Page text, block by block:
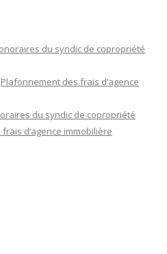
du syndic de copropriété
Plafonnement des frais d’agence
du syndic de copropriété
d’agence immobilière